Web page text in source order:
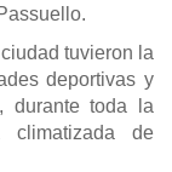
tuvieron la
deportivas y
durante toda la
de